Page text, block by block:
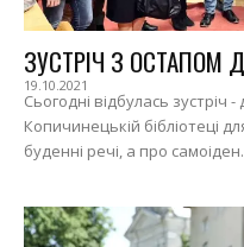
ЗУСТРІЧ З ОСТАПОМ
19.10.2021
Сьогодні відбулась зустріч
Копичинецькій бібліотеці
буденні речі, а про